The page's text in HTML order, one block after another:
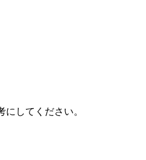
してください。